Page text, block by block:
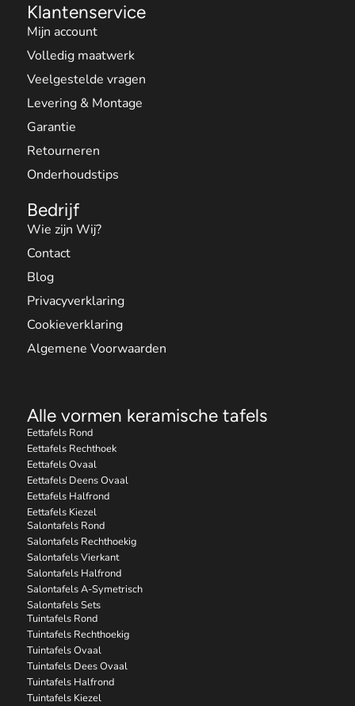
Klantenservice
Mijn account
Volledig maatwerk
Veelgestelde vragen
Levering & Montage
Garantie
Retourneren
Onderhoudstips
Bedrijf
Wie zijn Wij?
Contact
Blog
Privacyverklaring
Cookieverklaring
Algemene Voorwaarden
Alle vormen keramische tafels
Eettafels Rond
Eettafels Rechthoek
Eettafels Ovaal
Eettafels Deens Ovaal
Eettafels Halfrond
Eettafels Kiezel
Salontafels Rond
Salontafels Rechthoekig
Salontafels Vierkant
Salontafels Halfrond
Salontafels A-Symetrisch
Salontafels Sets
Tuintafels Rond
Tuintafels Rechthoekig
Tuintafels Ovaal
Tuintafels Dees Ovaal
Tuintafels Halfrond
Tuintafels Kiezel